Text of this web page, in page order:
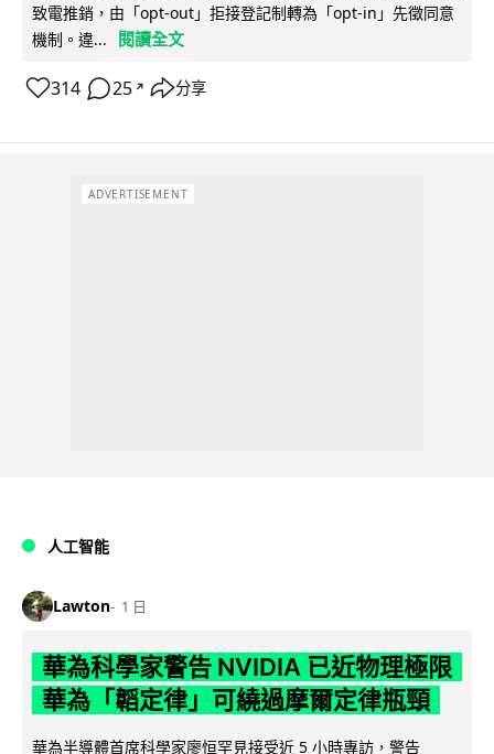
致電推銷，由「opt-out」拒接登記制轉為「opt-in」先徵同意
機制。違...
閱讀全文
314 25 ↗ 分享
ADVERTISEMENT
人工智能
Lawton 1 日
華為科學家警告 NVIDIA 已近物理極限
華為「韜定律」可繞過摩爾定律瓶頸
華為半導體首席科學家廖恒罕見接受近 5 小時專訪，警告